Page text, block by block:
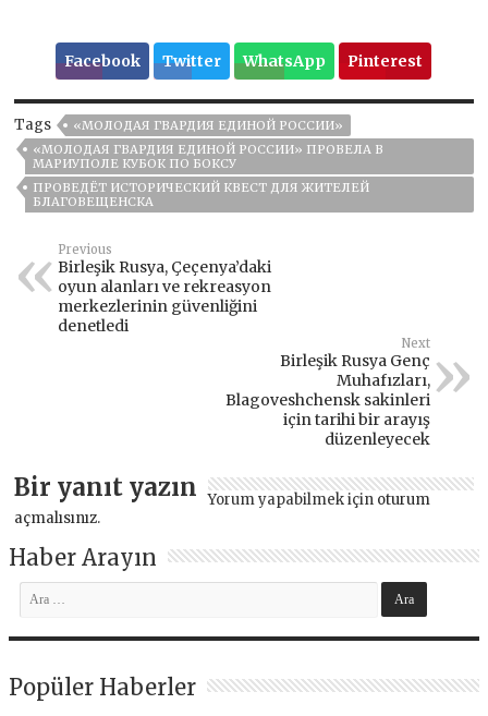
Facebook Twitter WhatsApp Pinterest
Tags
«МОЛОДАЯ ГВАРДИЯ ЕДИНОЙ РОССИИ»
«МОЛОДАЯ ГВАРДИЯ ЕДИНОЙ РОССИИ» ПРОВЕЛА В
МАРИУПОЛЕ КУБОК ПО БОКСУ
ПРОВЕДЁТ ИСТОРИЧЕСКИЙ КВЕСТ ДЛЯ ЖИТЕЛЕЙ
БЛАГОВЕЩЕНСКА
Previous
Birleşik Rusya, Çeçenya’daki
oyun alanları ve rekreasyon
merkezlerinin güvenliğini
denetledi
Next
Birleşik Rusya Genç
Muhafızları,
Blagoveshchensk sakinleri
için tarihi bir arayış
düzenleyecek
Bir yanıt yazın Yorum yapabilmek için oturum
açmalısınız.
Haber Arayın
Popüler Haberler